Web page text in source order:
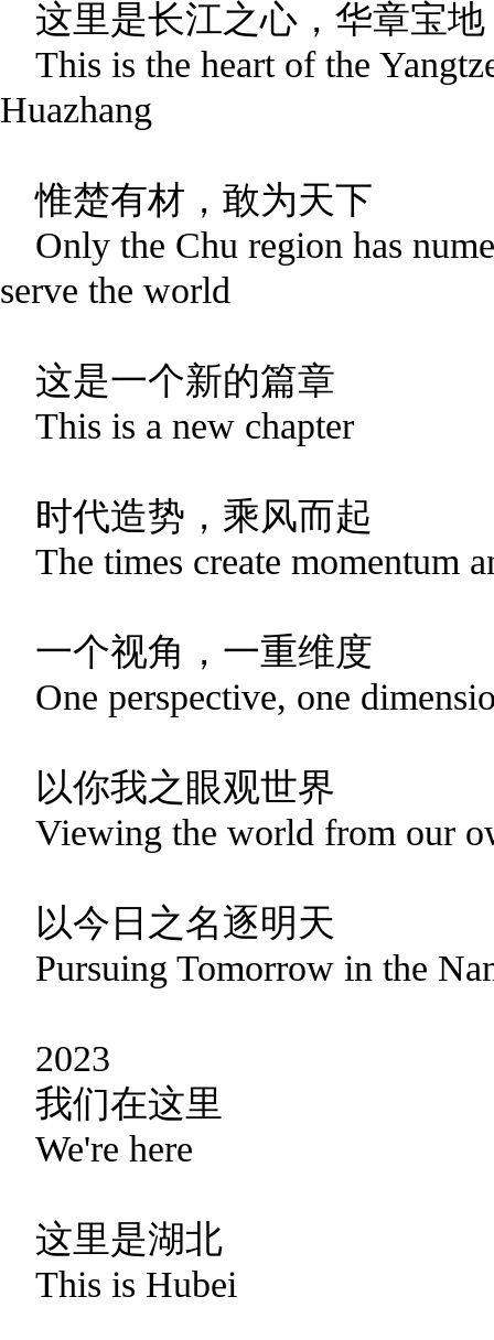
这里是长江之心，华章宝地
This is the heart of the
Huazhang
惟楚有材，敢为天下
Only the Chu region has
serve the world
这是一个新的篇章
This is a new chapter
时代造势，乘风而起
The times create momentum
一个视角，一重维度
One perspective, one
以你我之眼观世界
Viewing the world from our
以今日之名逐明天
Pursuing Tomorrow in the
2023
我们在这里
We're here
这里是湖北
This is Hubei